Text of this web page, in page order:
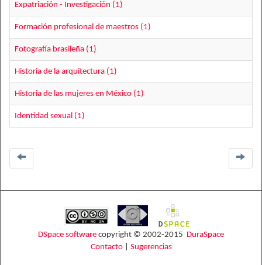
Expatriación - Investigación (1)
Formación profesional de maestros (1)
Fotografía brasileña (1)
Historia de la arquitectura (1)
Historia de las mujeres en México (1)
Identidad sexual (1)
DSpace software copyright © 2002-2015 DuraSpace
Contacto| Sugerencias